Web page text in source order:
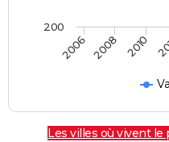
2006 2008 2010
200
Les villes où vivent